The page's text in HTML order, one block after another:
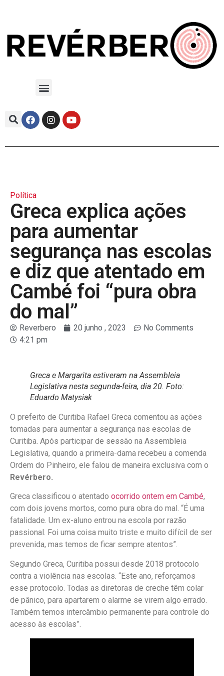
Política
Greca explica ações
para aumentar
segurança nas escolas
e diz que atentado em
Cambé foi “pura obra
do mal”
Reverbero 20 junho , 2023
No Comments
4:21 pm
Greca e Margarita estiveram na Assembleia
Legislativa nesta segunda-feira, dia 20. Foto:
Eduardo Matysiak
O prefeito de Curitiba Rafael Greca comentou as ações
tomadas para aumentar a segurança nas escolas de
Curitiba. Após participar de sessão na Assembleia
Legislativa, quando a primeira-dama recebeu a comenda
Ordem do Pinheiro, ele falou de maneira exclusiva com o
Revérbero.
Greca classificou o atentado ocorrido ontem em Cambé,
com dois jovens mortos, como pura obra do mal. “É uma
fatalidade. Um ex-aluno entrou na escola por razão
passional. Foi uma coisa muito triste e muito difícil de ser
prevenida, mas temos de ficar sempre atentos”.
Segundo Greca, Curitiba possui desde 2018 protocolo
contra a violência nas escolas. “Este ano, reforçamos
esse protocolo. Todas as diretoras de creche têm colar
de pânico, para apartarem o alarme se virem algo errado.
Também temos intercâmbio permanente para controle do
acesso às escolas”.